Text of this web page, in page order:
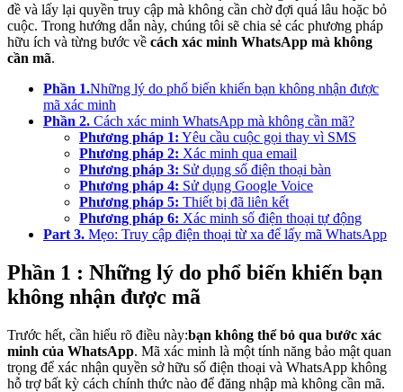
đề và lấy lại quyền truy cập mà không cần chờ đợi quá lâu hoặc bỏ
cuộc. Trong hướng dẫn này, chúng tôi sẽ chia sẻ các phương pháp
hữu ích và từng bước về cách xác minh WhatsApp mà không
cần mã.
Phần 1.Những lý do phổ biến khiến bạn không nhận được
mã xác minh
Phần 2. Cách xác minh WhatsApp mà không cần mã?
Phương pháp 1: Yêu cầu cuộc gọi thay vì SMS
Phương pháp 2: Xác minh qua email
Phương pháp 3: Sử dụng số điện thoại bàn
Phương pháp 4: Sử dụng Google Voice
Phương pháp 5: Thiết bị đã liên kết
Phương pháp 6: Xác minh số điện thoại tự động
Part 3. Mẹo: Truy cập điện thoại từ xa để lấy mã WhatsApp
Phần 1 : Những lý do phổ biến khiến bạn
không nhận được mã
Trước hết, cần hiểu rõ điều này:bạn không thể bỏ qua bước xác
minh của WhatsApp. Mã xác minh là một tính năng bảo mật quan
trọng để xác nhận quyền sở hữu số điện thoại và WhatsApp không
hỗ trợ bất kỳ cách chính thức nào để đăng nhập mà không cần mã.